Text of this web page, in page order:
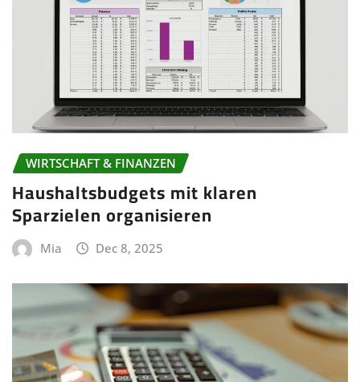
WIRTSCHAFT & FINANZEN
Haushaltsbudgets mit klaren
Sparzielen organisieren
Mia Dec 8, 2025